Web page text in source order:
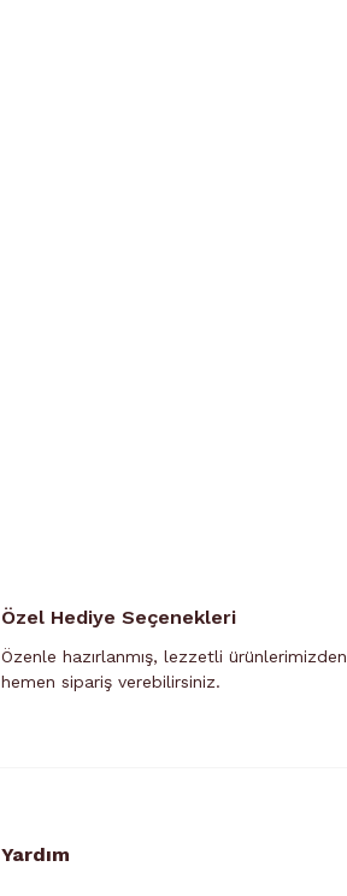
Özel Hediye Seçenekleri
Özenle hazırlanmış, lezzetli ürünlerimizden
hemen sipariş verebilirsiniz.
Yardım